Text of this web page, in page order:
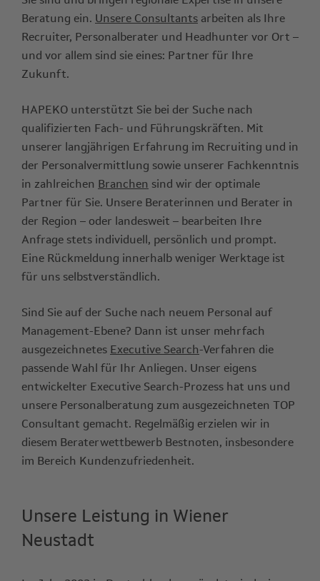
Beratung ein. Unsere Consultants arbeiten als Ihre
Recruiter, Personalberater und Headhunter vor Ort –
und vor allem sind sie eines: Partner für Ihre
Zukunft.
HAPEKO unterstützt Sie bei der Suche nach
qualifizierten Fach- und Führungskräften. Mit
unserer langjährigen Erfahrung im Recruiting und in
der Personalvermittlung sowie unserer Fachkenntnis
in zahlreichen Branchen sind wir der optimale
Partner für Sie. Unsere Beraterinnen und Berater in
der Region – oder landesweit – bearbeiten Ihre
Anfrage stets individuell, persönlich und prompt.
Eine Rückmeldung innerhalb weniger Werktage ist
für uns selbstverständlich.
Sind Sie auf der Suche nach neuem Personal auf
Management-Ebene? Dann ist unser mehrfach
ausgezeichnetes Executive Search-Verfahren die
passende Wahl für Ihr Anliegen. Unser eigens
entwickelter Executive Search-Prozess hat uns und
unsere Personalberatung zum ausgezeichneten TOP
Consultant gemacht. Regelmäßig erzielen wir in
diesem Beraterwettbewerb Bestnoten, insbesondere
im Bereich Kundenzufriedenheit.
Unsere Leistung in Wiener
Neustadt